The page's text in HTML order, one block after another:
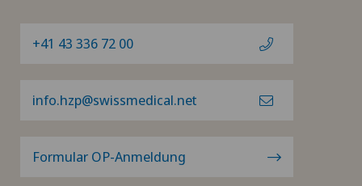
+41 43 336 72 00
info.hzp@swissmedical.net
Formular OP-Anmeldung